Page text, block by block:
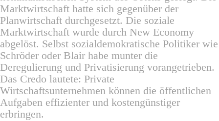
Marktwirtschaft hatte sich gegenüber der
Planwirtschaft durchgesetzt. Die soziale
Marktwirtschaft wurde durch New Economy
abgelöst. Selbst sozialdemokratische Politiker wie
Schröder oder Blair habe munter die
Deregulierung und Privatisierung vorangetrieben.
Das Credo lautete: Private
Wirtschaftsunternehmen können die öffentlichen
Aufgaben effizienter und kostengünstiger
erbringen.